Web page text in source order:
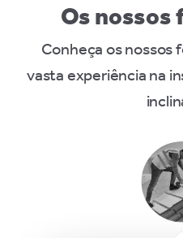
Os nossos
Conheça os nossos
vasta experiência na